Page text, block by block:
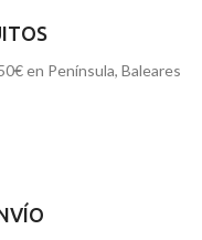
en Península, Baleares